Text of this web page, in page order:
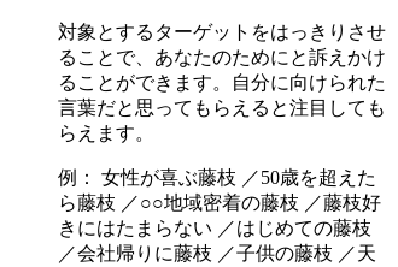
対象とするターゲットをはっきりさせ
ることで、あなたのためにと訴えかけ
ることができます。自分に向けられた
言葉だと思ってもらえると注目しても
らえます。
例： 女性が喜ぶ藤枝 ／50歳を超えた
ら藤枝 ／○○地域密着の藤枝 ／藤枝好
きにはたまらない ／はじめての藤枝
／会社帰りに藤枝 ／子供の藤枝 ／天